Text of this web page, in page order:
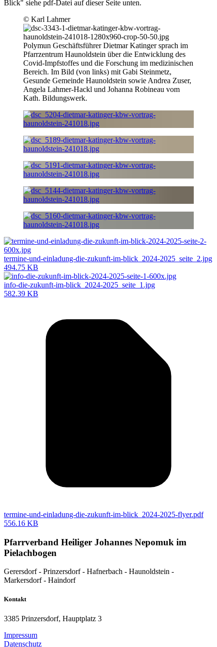
Blick" siehe pdf-Datei auf dieser Seite unten.
© Karl Lahmer
Polymun Geschäftsführer Dietmar Katinger sprach im
Pfarrzentrum Haunoldstein über die Entwicklung des
Covid-Impfstoffes und die Forschung im medizinischen
Bereich. Im Bild (von links) mit Gabi Steinmetz,
Gesunde Gemeinde Haunoldstein sowie Andrea Zuser,
Angela Lahmer-Hackl und Johanna Robineau vom
Kath. Bildungswerk.
termine-und-einladung-die-zukunft-im-blick_2024-2025_seite_2.jpg
494.75 KB
info-die-zukunft-im-blick_2024-2025_seite_1.jpg
582.39 KB
termine-und-einladung-die-zukunft-im-blick_2024-2025-flyer.pdf
556.16 KB
Pfarrverband Heiliger Johannes Nepomuk im
Pielachbogen
Gerersdorf - Prinzersdorf - Hafnerbach - Haunoldstein -
Markersdorf - Haindorf
Kontakt
3385 Prinzersdorf, Hauptplatz 3
Impressum
Datenschutz